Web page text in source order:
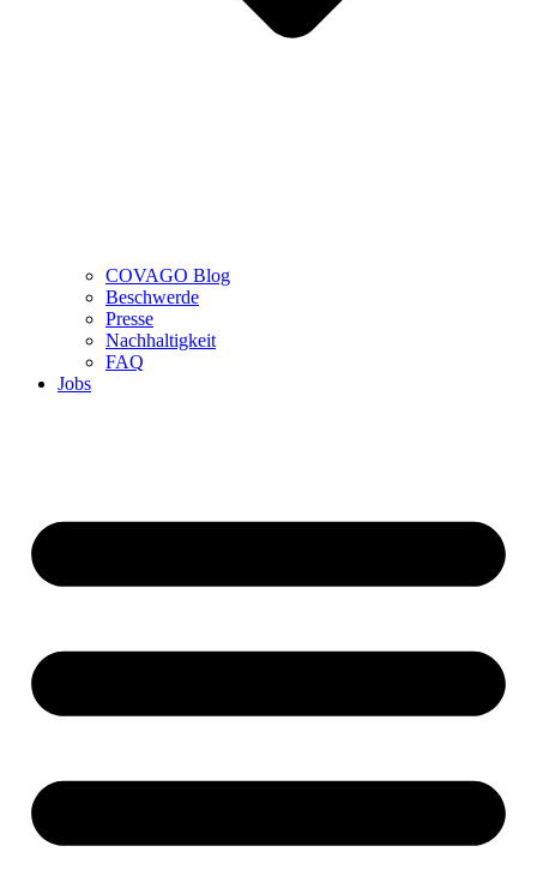
COVAGO Blog
Beschwerde
Presse
Nachhaltigkeit
FAQ
Jobs